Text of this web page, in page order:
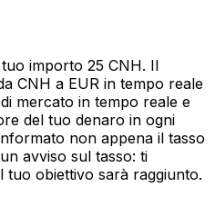
importo 25 CNH. Il
CNH a EUR in tempo reale
mercato in tempo reale e
del tuo denaro in ogni
non appena il tasso
avviso sul tasso: ti
obiettivo sarà raggiunto.